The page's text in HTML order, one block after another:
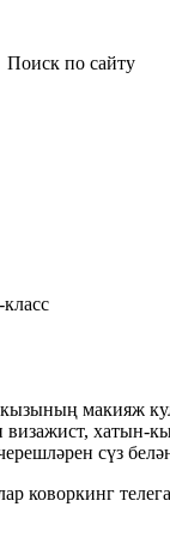
Поиск по сайту
макияж
хатын-
сүз
коворкинг